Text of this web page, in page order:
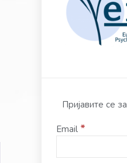
Пријавите се за
Email *